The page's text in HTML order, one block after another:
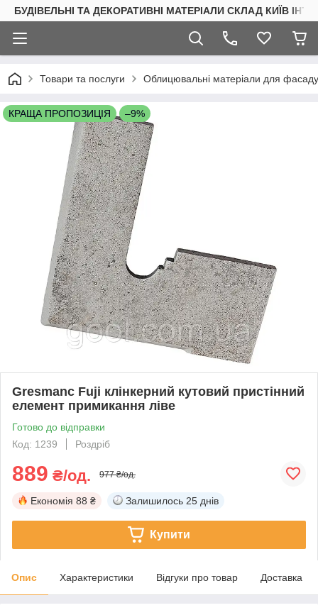
БУДІВЕЛЬНІ ТА ДЕКОРАТИВНІ МАТЕРІАЛИ СКЛАД КИЇВ
Товари та послуги Облицювальні матеріали для фасаду
КРАЩА ПРОПОЗИЦІЯ –9%
Gresmanc Fuji клінкерний кутовий пристінний
елемент примикання ліве
Готово до відправки
Код: 1239
Роздріб
889 ₴/од. 977 ₴/од.
Економія 88 ₴ Залишилось 25 днів
Купити
Опис Характеристики Відгуки про товар Доставка